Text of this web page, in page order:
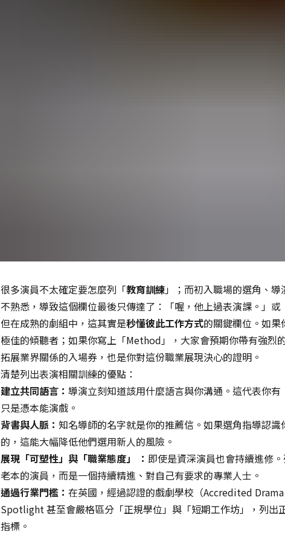
很多演員不太確定要怎麼列「教育訓練」；而初入職場的選角、
不熟悉，導致這個欄位最後只傳達了：「喔，他上過表演課。」或
但在成熟的劇組中，這其實是秒懂彼此工作方式的關鍵欄位。如
極佳的傾聽者；如果你寫上「Method」，大家會預期你帶有強烈
拓展業界關係的入場券，也是你對這份職業展現決心的證明。
清楚列出表演相關訓練的優點：
建立共同語言： 導演立刻知道該用什麼語言與你溝通。這代表你
只是憑本能演戲。
背書與人脈： 知名導師的名字就是你的推薦信。如果選角指導認
的，這能大幅降低他們選用新人的風險。
展現「可塑性」與「職業態度」 ： 即使是資深演員也會持續進修
老本的演員，而是一個持續精進、對自己有要求的專業人士。
通過行業門檻： 在英國，經過認證的戲劇學校（Accredited
Spotlight 甚至會嚴格區分「正規學位」與「短期工作坊」，列出
指標。